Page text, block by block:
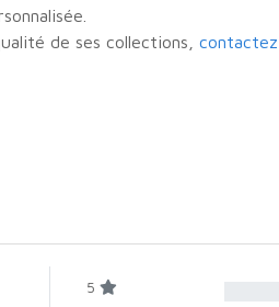
de ses collections,
5